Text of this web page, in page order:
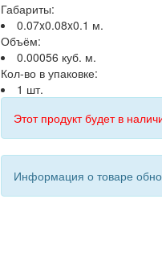
Габариты:
0.07x0.08x0.1 м.
Объём:
0.00056 куб. м.
Кол-во в упаковке:
1 шт.
Этот продукт будет в
Информация о товаре